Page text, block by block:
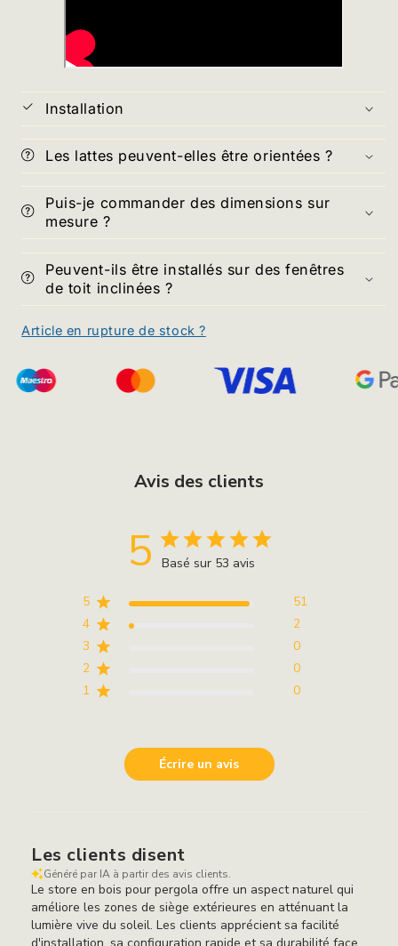
Installation
Les lattes peuvent-elles être orientées ?
Puis-je commander des dimensions sur
mesure ?
Peuvent-ils être installés sur des fenêtres
de toit inclinées ?
Article en rupture de stock ?
Avis des clients
5 Basé sur 53 avis
5
51
4
2
3
0
2
0
1
0
Écrire un avis
Les clients disent
Généré par IA à partir des avis clients.
Le store en bois pour pergola offre un aspect naturel qui
améliore les zones de siège extérieures en atténuant la
lumière vive du soleil. Les clients apprécient sa facilité